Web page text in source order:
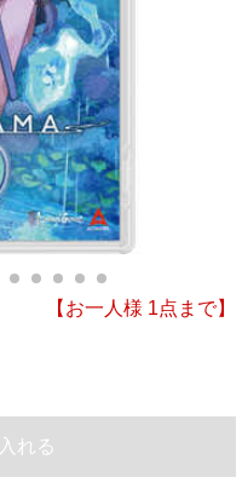
10 11 12
【お一人様 1点まで】
れる